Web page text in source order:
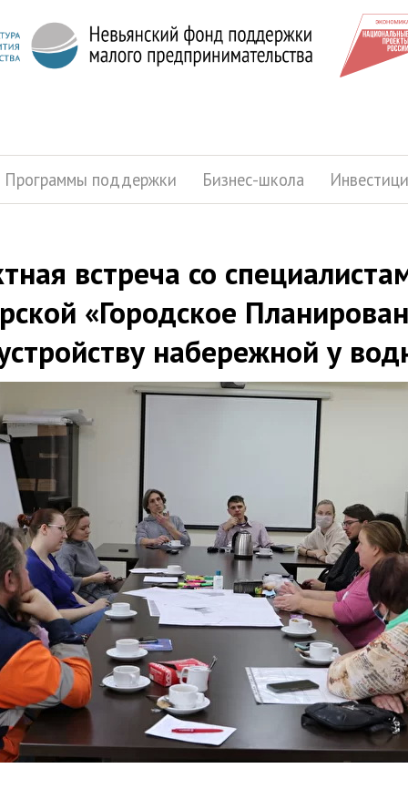
Программы поддержки Бизнес-школа
встреча со
«Городское
набережной у